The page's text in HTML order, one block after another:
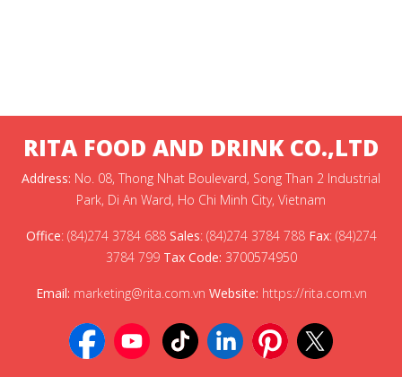
RITA FOOD AND DRINK CO.,LTD
Address: No. 08, Thong Nhat Boulevard, Song Than 2 Industrial
Park, Di An Ward, Ho Chi Minh City, Vietnam
Office: (84)274 3784 688 Sales: (84)274 3784 788 Fax: (84)274
3784 799 Tax Code: 3700574950
Email: marketing@rita.com.vn Website: https://rita.com.vn